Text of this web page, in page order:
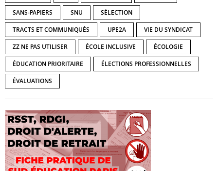
SANS-PAPIERS SNU SÉLECTION
TRACTS ET COMMUNIQUÉS UPE2A VIE DU SYNDICAT
ZZ NE PAS UTILISER ÉCOLE INCLUSIVE ÉCOLOGIE
ÉDUCATION PRIORITAIRE ÉLECTIONS PROFESSIONNELLES
ÉVALUATIONS